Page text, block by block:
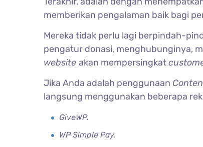
memberikan pengalaman baik bagi
Mereka tidak perlu lagi berpindah-
pengatur donasi, menghubunginya,
website akan mempersingkat
Jika Anda adalah penggunaan
langsung menggunakan beberapa
GiveWP.
WP Simple Pay.